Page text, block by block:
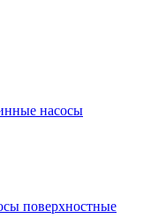
насосы
поверхностные